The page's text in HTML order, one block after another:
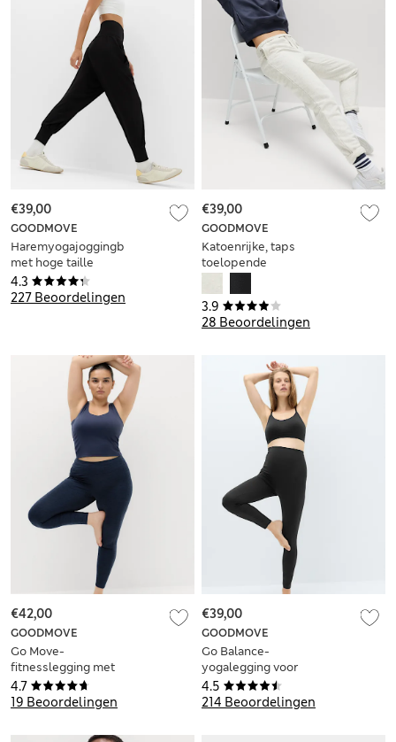
4.3
227 Beoordelingen
GOODMOVE
Haremyogajoggingbroek
met hoge taille
€39,00
3.9
28 Beoordelingen
GOODMOVE
Katoenrijke, taps
toelopende
hoge taille en
enkelboord
€39,00
4.7
19 Beoordelingen
GOODMOVE
Go Move-
fitnesslegging met
hoge taille
€42,00
4.5
214 Beoordelingen
GOODMOVE
Go Balance-
yogalegging voor
zwangerschap
€39,00